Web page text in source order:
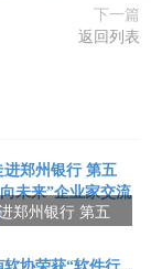
下一篇
返回列表
郑州银行 第五
举办